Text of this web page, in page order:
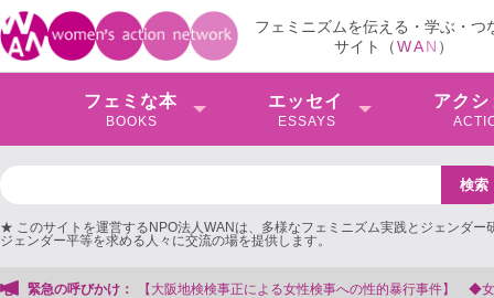
フェミニズムを伝える・学ぶ・つ
サイト（WAN ）
フェミな本
BOOKS
エッセイ
ESSAYS
アクシ
★ このサイトを運営するNPO法人WANは、多様なフェミニズム実践とジェンダー
ジェンダー平等を求める人々に交流の場を提供します。
緊急の呼びかけ： 【抗議文】